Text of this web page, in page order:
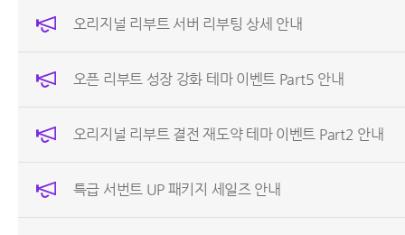
오리지널 리부트 서버 리부팅 상세 안내
오픈 리부트 성장 강화 테마 이벤트 Part5 안내
오리지널 리부트 결전 재도약 테마 이벤트 Part2 안내
특급 서번트 UP 패키지 세일즈 안내